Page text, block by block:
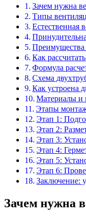
Зачем нужна
Типы
Естественная
Преимущества
Как
Формула
Схема
Как устроена
Материалы и
Этапы
Этап 1:
Этап 2:
Этап 3:
Этап 4:
Этап 5:
Этап 6:
Заключение:
Зачем нужна